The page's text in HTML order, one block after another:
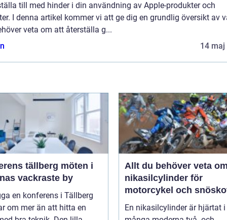
till med hinder i din användning av Apple-produkter och
I denna artikel kommer vi att ge dig en grundlig översikt av
veta om att återställa g...
14 maj
tällberg möten i
vackraste by
en konferens i Tällberg
om mer än att hitta en
Allt du behöver veta
nikasilcylinder för
motorcykel och
En nikasilcylinder är hjärtat i